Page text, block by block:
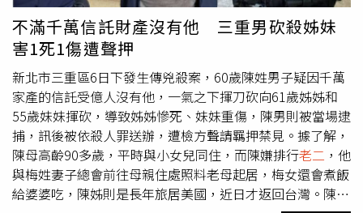
場重現招牌造型的敬業精神。Darren為了回味當年長髮造
型，竟親自手工製作羽毛飾品，完全喚醒當年舞台記憶。陳
志強直呼：「雞皮疙瘩都起來了！真的有回到那個時候。」
至於爸爸經的部分，Darren也分享與Travis的可愛日常。
Travis現在會學著爸爸說：「大家好，我們是浪花兄弟。」
甚至在家裡不吃飯或調皮時，只要視訊連線找「叔叔」陳志
強訓話，他馬上乖得像天使。兩人笑稱：「我們彼此的孩子
都能管！」暖心又爆笑。本屆公益賽事與晚宴公益競拍總共
募集277萬8000元的善款，活動尾聲由賽事贊助商之一的台
灣福興加碼捐贈，募集金額最終捐出310萬元。賽事舉辦三
違停擋人門口，卻反向告狀，館長為了聲量還找人去砸店。
2.館長奪人所愛：爆料者指出館長當年介入他人感情，甚至
找人恐嚇前男友施壓。3.性騷擾男員工：要求員工小偉傳下
體照，甚至暗示要「三人行」的行為，涉及長期對員工性騷
擾。4.喊話贈送名車真相是做秀：曾盛傳館長送百萬名車給
員工，但爆料者表示，實際上車子只是給員工「使用」非贈
送，且當初說員工開奧迪，後來又要員工換Toyota，與館長
在直播上說法不符。5.創業資金零投入：爆料者稱成吉思汗
創立初期，館長根本沒投入創業資金，都是由底下的人出
資。6.假愛寵人設：館長有飼養一隻狗叫「大雄」，經常在
不滿千萬信託財產沒有他 三重男砍殺姊妹
害1死1傷遭聲押
新北市三重區6日下發生傳兇殺案，60歲陳姓男子疑因千萬
家產的信託受億人沒有他，一氣之下揮刀砍向61歲姊姊和
55歲妹妹揮砍，導致姊姊慘死、妹妹重傷，陳男則被當場逮
捕，訊後被依殺人罪送辦，遭檢方聲請羈押禁見。據了解，
陳母高齡90多歲，平時與小女兒同住，而陳嫌排行老二 ，他
與梅姓妻子總會前往母親住處照料老母起居，梅女還會煮飯
給婆婆吃，陳姊則是長年旅居美國，近日才返回台灣。陳男